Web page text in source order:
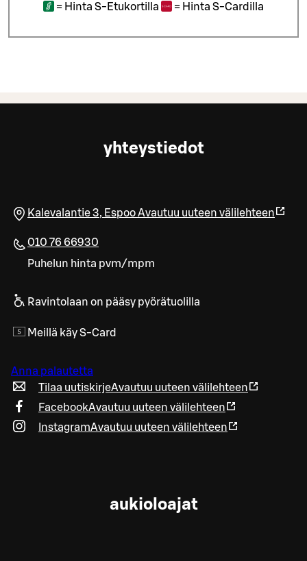
= Hinta S-Etukortilla = Hinta S-Cardilla
yhteystiedot
Kalevalantie 3, EspooAvautuu uuteen välilehteen
010 76 66930
Puhelun hinta pvm/mpm
Ravintolaan on pääsy pyörätuolilla
Meillä käy S-Card
Anna palautetta
Tilaa uutiskirjeAvautuu uuteen välilehteen
FacebookAvautuu uuteen välilehteen
InstagramAvautuu uuteen välilehteen
aukioloajat